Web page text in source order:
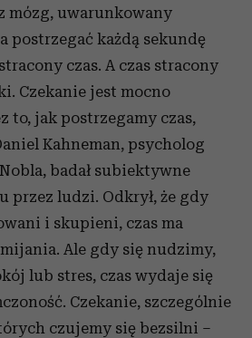
mózg, uwarunkowany
postrzegać każdą sekundę
czas. A czas stracony
Czekanie jest mocno
to, jak postrzegamy czas,
Kahneman, psycholog
badał subiektywne
przez ludzi. Odkrył, że gdy
i skupieni, czas ma
Ale gdy się nudzimy,
lub stres, czas wydaje się
Czekanie, szczególnie
czujemy się bezsilni –